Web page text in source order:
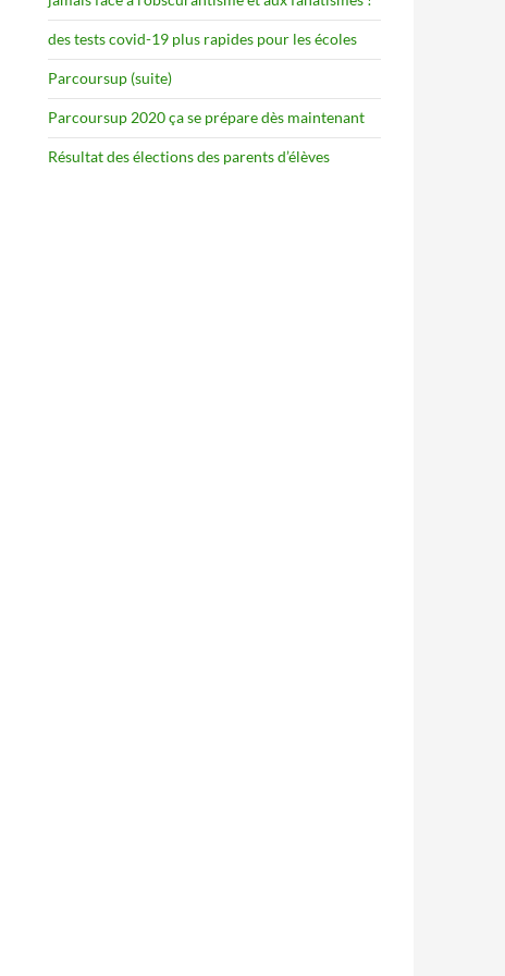
des tests covid-19 plus rapides pour les écoles
Parcoursup (suite)
Parcoursup 2020 ça se prépare dès maintenant
Résultat des élections des parents d’élèves